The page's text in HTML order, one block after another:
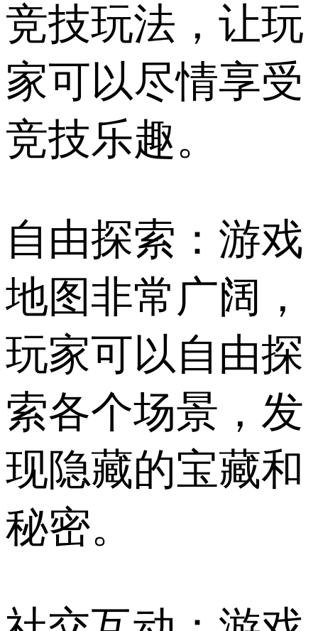
竞技玩法，让玩
家可以尽情享受
竞技乐趣。
自由探索：游戏
地图非常广阔，
玩家可以自由探
索各个场景，发
现隐藏的宝藏和
秘密。